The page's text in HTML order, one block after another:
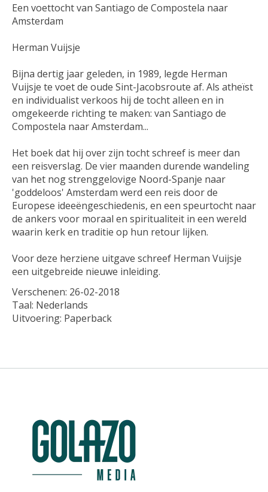
Een voettocht van Santiago de Compostela naar
Amsterdam
Herman Vuijsje
Bijna dertig jaar geleden, in 1989, legde Herman
Vuijsje te voet de oude Sint-Jacobsroute af. Als atheïst
en individualist verkoos hij de tocht alleen en in
omgekeerde richting te maken: van Santiago de
Compostela naar Amsterdam...
Het boek dat hij over zijn tocht schreef is meer dan
een reisverslag. De vier maanden durende wandeling
van het nog strenggelovige Noord-Spanje naar
'goddeloos' Amsterdam werd een reis door de
Europese ideeëngeschiedenis, en een speurtocht naar
de ankers voor moraal en spiritualiteit in een wereld
waarin kerk en traditie op hun retour lijken.
Voor deze herziene uitgave schreef Herman Vuijsje
een uitgebreide nieuwe inleiding.
Verschenen: 26-02-2018
Taal: Nederlands
Uitvoering: Paperback